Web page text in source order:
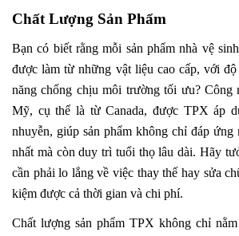
Chất Lượng Sản Phẩm
Bạn có biết rằng mỗi sản phẩm nhà vệ
được làm từ những vật liệu cao cấp, với
năng chống chịu môi trường tối ưu? Công
Mỹ, cụ thể là từ Canada, được TPX áp
nhuyễn, giúp sản phẩm không chỉ đáp
nhất mà còn duy trì tuổi thọ lâu dài. Hãy
cần phải lo lắng về việc thay thế hay sửa
kiệm được cả thời gian và chi phí.
Chất lượng sản phẩm TPX không chỉ